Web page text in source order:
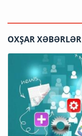
OXŞAR XƏBƏRLƏR